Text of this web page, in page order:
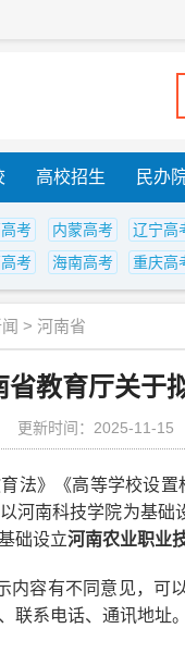
高校招生 民办
考 内蒙高考
辽宁高
考 海南高考 重庆高
> 河南省
省教育厅关于
更新时间：2025-11-15
》《高等学校设置
河南科技学院为基础
础设立河南农业职业
容有不同意见，可
联系电话、通讯地